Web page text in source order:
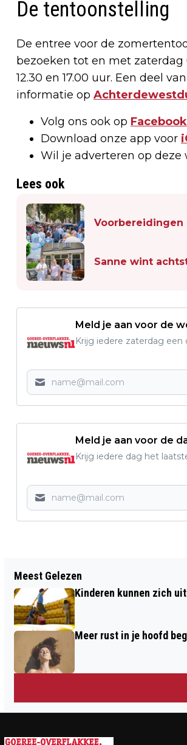
De tentoonstelling
De entree voor de
bezoeken tot en met
12.30 en 17.00 uur. Een deel
informatie op
Volg ons ook op Facebook
Download onze app voor
Wil je adverteren op deze
Lees ook
Voorbereidingen
Sanne wint
Meld je aan voor de
Krijg iedere zaterdag
Meld je aan voor de
Krijg iedere dag het
DIT IS HOE NEDERLANDERS
VIEREN
Meest Gelezen
Kinderen kunnen zich
Meer rust in je hoofd